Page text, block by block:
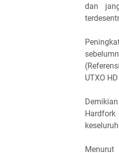
dan
UTXO
Menurut